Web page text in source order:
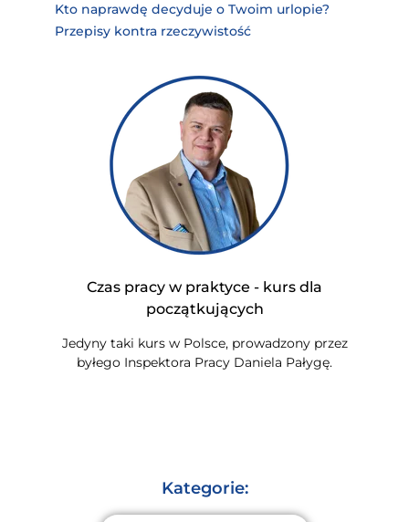
Kto naprawdę decyduje o Twoim urlopie?
Przepisy kontra rzeczywistość
Czas pracy w praktyce - kurs dla
początkujących
Jedyny taki kurs w Polsce, prowadzony przez
byłego Inspektora Pracy Daniela Pałygę.
Kategorie: